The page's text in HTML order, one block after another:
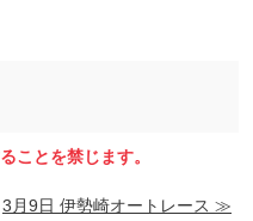
ことを禁じます。
3月9日 伊勢崎オートレース ≫